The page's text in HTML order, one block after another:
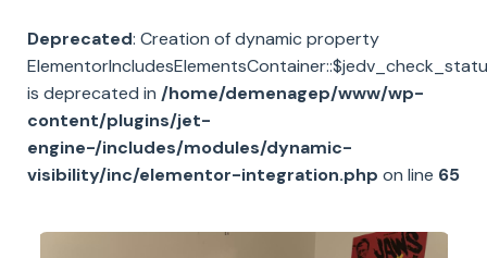
Deprecated: Creation of dynamic property
is deprecated in /home/demenagep/www/wp-
content/plugins/jet-
engine-/includes/modules/dynamic-
visibility/inc/elementor-integration.php on line 65